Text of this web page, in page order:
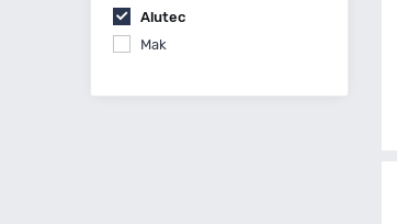
Alutec
Mak